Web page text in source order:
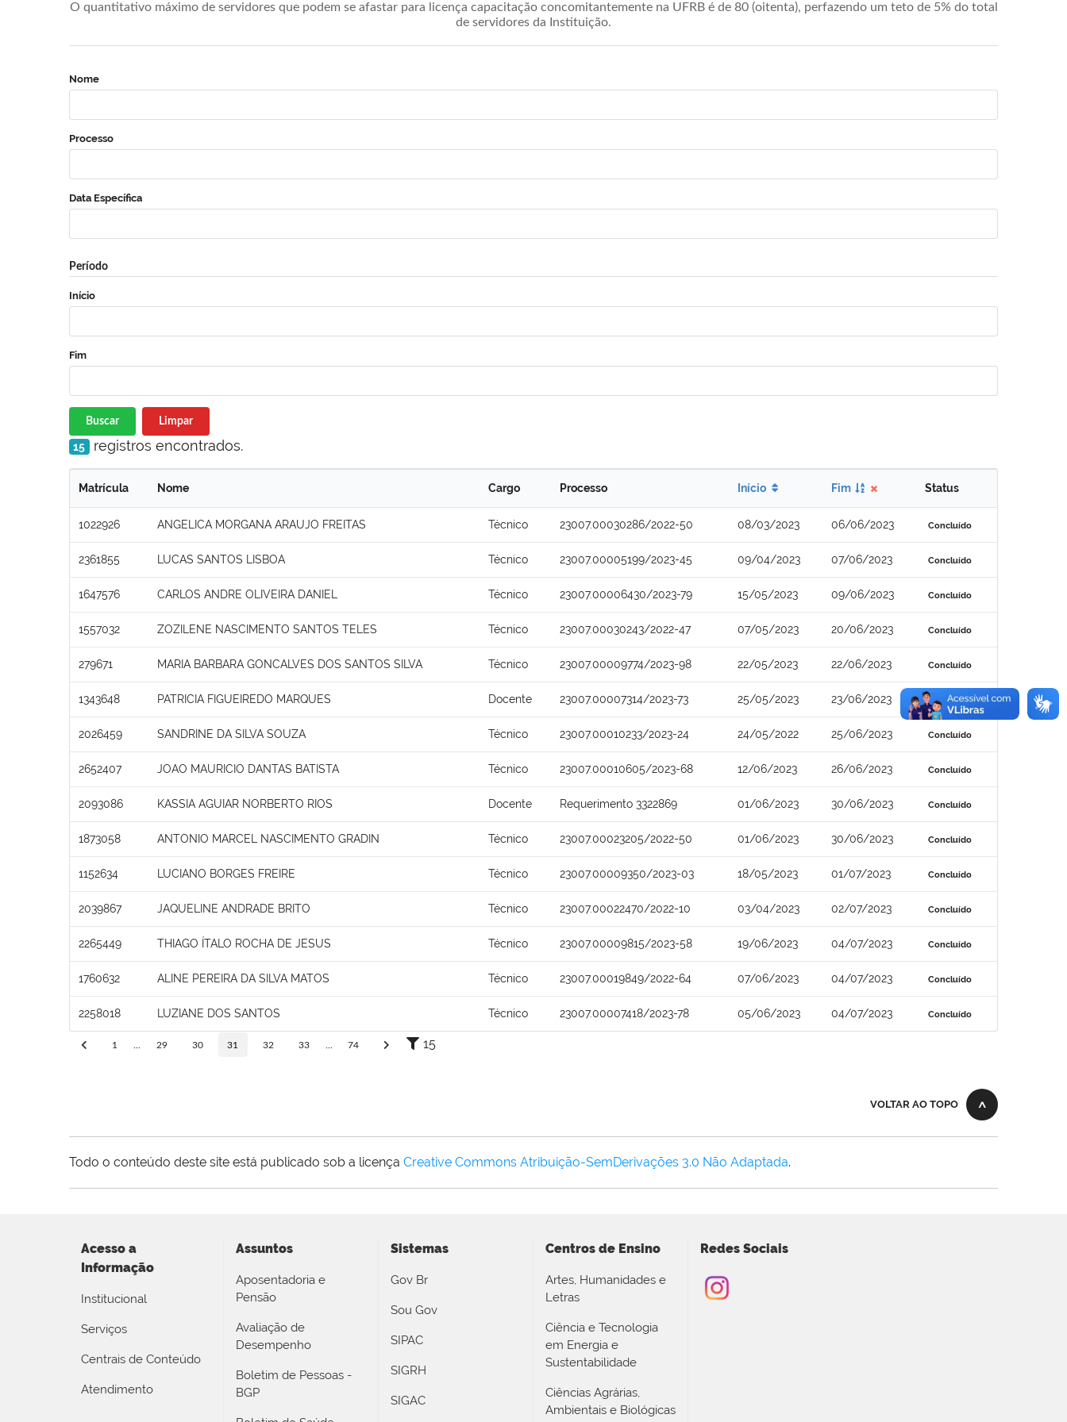
O quantitativo máximo de servidores que podem se afastar para licença capacitação concomitantemente na UFRB é de 80 (oitenta), perfazendo um teto de 5% do total
de servidores da Instituição.
Nome
Processo
Data Específica
Período
Início
Fim
Buscar Limpar
15 registros encontrados.
Matrícula Nome Cargo Processo Início Fim Status
1022926 ANGELICA MORGANA ARAUJO FREITAS Técnico 23007.00030286/2022-50 08/03/2023 06/06/2023 Concluído
2361855 LUCAS SANTOS LISBOA Técnico 23007.00005199/2023-45 09/04/2023 07/06/2023 Concluído
1647576 CARLOS ANDRE OLIVEIRA DANIEL Técnico 23007.00006430/2023-79 15/05/2023 09/06/2023 Concluído
1557032 ZOZILENE NASCIMENTO SANTOS TELES Técnico 23007.00030243/2022-47 07/05/2023 20/06/2023 Concluído
279671 MARIA BARBARA GONCALVES DOS SANTOS SILVA Técnico 23007.00009774/2023-98 22/05/2023 22/06/2023 Concluído
1343648 PATRICIA FIGUEIREDO MARQUES Docente 23007.00007314/2023-73 25/05/2023 23/06/2023 Concluído
2026459 SANDRINE DA SILVA SOUZA Técnico 23007.00010233/2023-24 24/05/2022 25/06/2023 Concluído
2652407 JOAO MAURICIO DANTAS BATISTA Técnico 23007.00010605/2023-68 12/06/2023 26/06/2023 Concluído
2093086 KASSIA AGUIAR NORBERTO RIOS Docente Requerimento 3322869 01/06/2023 30/06/2023 Concluído
1873058 ANTONIO MARCEL NASCIMENTO GRADIN Técnico 23007.00023205/2022-50 01/06/2023 30/06/2023 Concluído
1152634 LUCIANO BORGES FREIRE Técnico 23007.00009350/2023-03 18/05/2023 01/07/2023 Concluído
2039867 JAQUELINE ANDRADE BRITO Técnico 23007.00022470/2022-10 03/04/2023 02/07/2023 Concluído
2265449 THIAGO ÍTALO ROCHA DE JESUS Técnico 23007.00009815/2023-58 19/06/2023 04/07/2023 Concluído
1760632 ALINE PEREIRA DA SILVA MATOS Técnico 23007.00019849/2022-64 07/06/2023 04/07/2023 Concluído
2258018 LUZIANE DOS SANTOS Técnico 23007.00007418/2023-78 05/06/2023 04/07/2023 Concluído
1 29 30 31 32 33 74 15
VOLTAR AO TOPO
Todo o conteúdo deste site está publicado sob a licença Creative Commons Atribuição-SemDerivações 3.0 Não Adaptada.
Acesso a
Informação
Institucional
Serviços
Centrais de Conteúdo
Atendimento
Assuntos
Aposentadoria e
Pensão
Avaliação de
Desempenho
Boletim de Pessoas -
BGP
Sistemas
Gov Br
Sou Gov
SIPAC
SIGRH
SIGAC
Centros de Ensino
Artes, Humanidades e
Letras
Ciência e Tecnologia
em Energia e
Sustentabilidade
Ciências Agrárias,
Ambientais e Biológicas
Redes Sociais